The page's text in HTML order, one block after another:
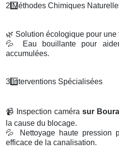
2️ Méthodes Chimiques
🌿 Solution écologique pour
💦
Eau bouillante pour
accumulées.
3️Interventions Spécialisées
📹 Inspection caméra sur
la cause du blocage.
💦
Nettoyage haute pression
efficace de la canalisation.